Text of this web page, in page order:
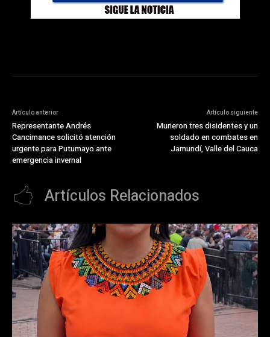
Artículo anterior
Representante Andrés
Cancimance solicitó atención
urgente para Putumayo ante
emergencia invernal
Artículo siguiente
Murieron tres disidentes y un
soldado en combates en
Jamundí, Valle del Cauca
Artículos Relacionados